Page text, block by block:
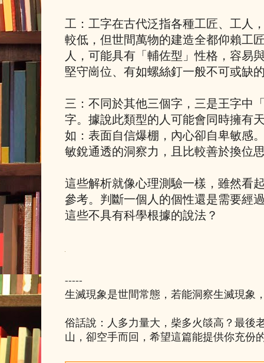
工：工字在古代泛指各種工匠、工人
較低，但世間萬物的建造全都仰賴工
人，可能具有「輔佐型」性格，容易
堅守崗位、有如螺絲釘一般不可或缺
三：不同於其他三個字，三是王字中
字。據說此類型的人可能會同時擁有
如：表面自信爆棚，內心卻自卑敏感
敏銳通透的洞察力，且比較善於換位
這些解析就像心理測驗一樣，雖然看
參考。判斷一個人的個性還是需要經
這些不具有科學根據的說法？
-----
生滅現象是世間常態，若能洞察生滅現象
俗話說：人多力量大，柴多火燄高？最後
山，卻空手而回，希望這篇能提供你充份